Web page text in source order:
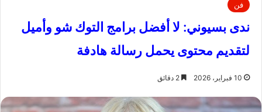
فن
ندى بسيوني: لا أفضل برامج التوك شو وأميل
لتقديم محتوى يحمل رسالة هادفة
10 فبراير، 2026